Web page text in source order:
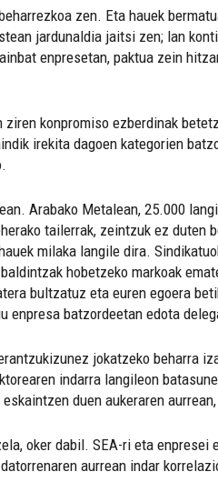
zen. Eta hauek
jardunaldia jaitsi zen; lan
enpresetan, paktua zein
konpromiso ezberdinak
irekita dagoen kategorien
Arabako Metalean, 25.000
tailerrak, zeintzuk ez
milaka langile dira.
hobetzeko markoak
bultzatuz eta euren egoera
enpresa batzordeetan edota
jokatzeko beharra
indarra langileon
duen aukeraren
oker dabil. SEA-ri eta
aurrean indar